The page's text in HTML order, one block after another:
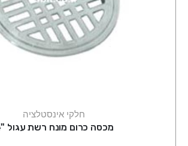
חלקי אינסטלציה
מכסה כרום מונח רשת עגול "4